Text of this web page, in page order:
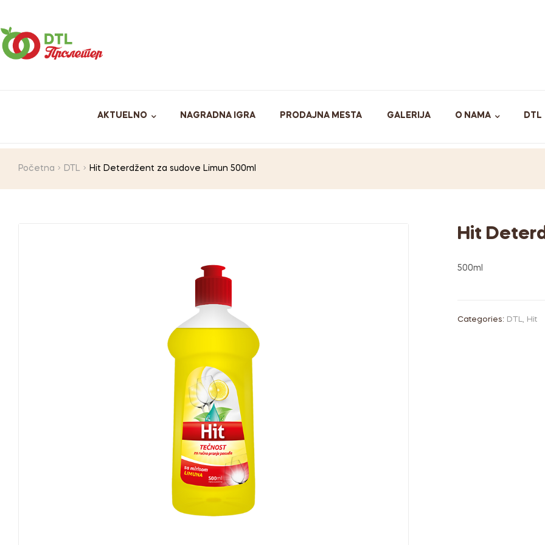
AKTUELNO NAGRADNA IGRA PRODAJNA MESTA GALERIJA O NAMA DTL
Početna DTL Hit Deterdžent za sudove Limun 500ml
Hit
500ml
Categories: DTL, Hit